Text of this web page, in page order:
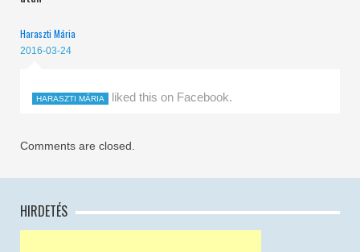
Haraszti Mária
2016-03-24
HARASZTI MÁRIA liked this on Facebook.
Comments are closed.
HIRDETÉS